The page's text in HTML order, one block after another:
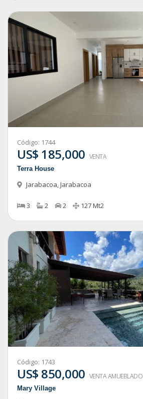
Código: 1744
US$ 185,000 VENTA
Terra House
Jarabacoa Jarabacoa
3 2 2 127Mt2
Código: 1743
US$ 850,000 VENTA AMUEBLADO
Mary Village